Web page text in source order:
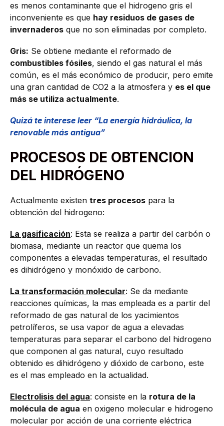
es menos contaminante que el hidrogeno gris el
inconveniente es que hay residuos de gases de
invernaderos que no son eliminadas por completo.
Gris: Se obtiene mediante el reformado de
combustibles fósiles, siendo el gas natural el más
común, es el más económico de producir, pero emite
una gran cantidad de CO2 a la atmosfera y es el que
más se utiliza actualmente.
Quizá te interese leer “La energía hidráulica, la
renovable más antigua”
PROCESOS DE OBTENCION
DEL HIDRÓGENO
Actualmente existen tres procesos para la
obtención del hidrogeno:
La gasificación: Esta se realiza a partir del carbón o
biomasa, mediante un reactor que quema los
componentes a elevadas temperaturas, el resultado
es dihidrógeno y monóxido de carbono.
La transformación molecular: Se da mediante
reacciones químicas, la mas empleada es a partir del
reformado de gas natural de los yacimientos
petrolíferos, se usa vapor de agua a elevadas
temperaturas para separar el carbono del hidrogeno
que componen al gas natural, cuyo resultado
obtenido es dihidrógeno y dióxido de carbono, este
es el mas empleado en la actualidad.
Electrolisis del agua: consiste en la rotura de la
molécula de agua en oxigeno molecular e hidrogeno
molecular por acción de una corriente eléctrica